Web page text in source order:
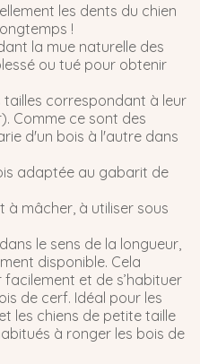
les dents du chien
!
la mue naturelle des
ou tué pour obtenir
tailles correspondant à leur
Comme ce sont des
d'un bois à l'autre dans
adaptée au gabarit de
mâcher, à utiliser sous
le sens de la longueur,
disponible. Cela
et de s’habituer
de cerf. Idéal pour les
les chiens de petite taille
à ronger les bois de